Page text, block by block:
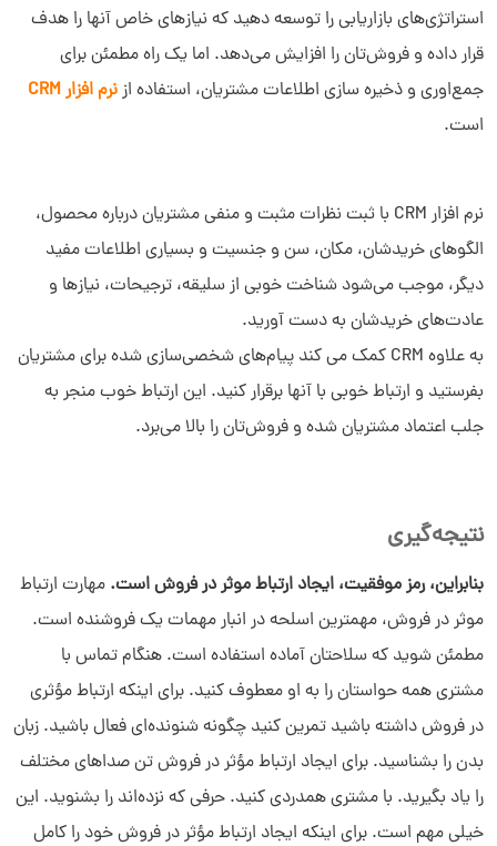
استراتژی‌های بازاریابی را توسعه دهید که نیازهای خاص آنها را هدف
قرار داده و فروش‌تان را افزایش می‌دهد. اما یک راه مطمئن برای
جمع‌اوری و ذخیره سازی اطلاعات مشتریان، استفاده ازنرم افزار CRM
است.
نرم افزار CRM با ثبت نظرات مثبت و منفی مشتریان درباره محصول،
الگوهای خریدشان، مکان، سن و جنسیت و بسیاری اطلاعات مفید
دیگر، موجب می‌شود شناخت خوبی از سلیقه، ترجیحات، نیازها و
عادت‌های خریدشان به دست آورید.
به علاوه CRM کمک می کند پیام‌های شخصی‌سازی شده برای مشتریان
بفرستید و ارتباط خوبی با آنها برقرار کنید. این ارتباط خوب منجر به
جلب اعتماد مشتریان شده و فروش‌تان را بالا می‌برد.
نتیجه‌گیری
بنابراین، رمز موفقیت، ایجاد ارتباط موثر در فروشاست. مهارت ارتباط
موثر در فروش، مهمترین اسلحه در انبار مهمات یک فروشنده است.
مطمئن شوید که سلاحتان آماده استفاده است. هنگام تماس با
مشتری همه حواستان را به او معطوف کنید. برای اینکه ارتباط مؤثری
در فروش داشته باشید تمرین کنید چگونه شنونده‌ای فعال باشید. زبان
بدن را بشناسید. برای ایجاد ارتباط مؤثر در فروش تن صداهای مختلف
را یاد بگیرید. با مشتری همدردی کنید. حرفی که نزده‌اند را بشنوید. این
خیلی مهم است. برای اینکه ایجاد ارتباط مؤثر در فروش خود را کامل